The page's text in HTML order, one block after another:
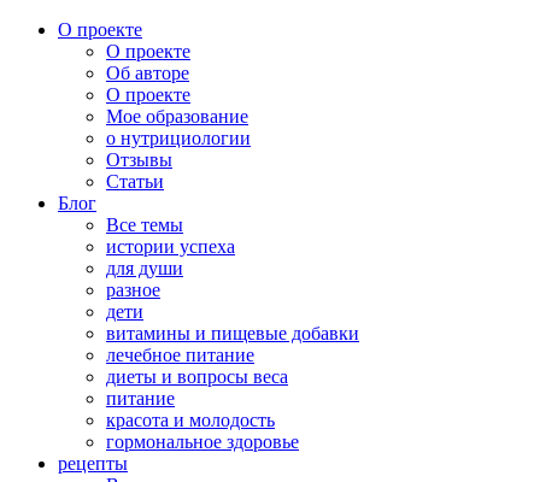
О проекте
О проекте
Об авторе
О проекте
Мое образование
о нутрициологии
Отзывы
Статьи
Блог
Все темы
истории успеха
для души
разное
дети
витамины и пищевые добавки
лечебное питание
диеты и вопросы веса
питание
красота и молодость
гормональное здоровье
рецепты